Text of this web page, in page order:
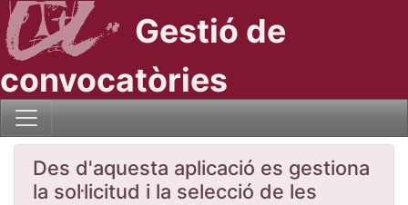
Gestió de
convocatòries
Des d'aquesta aplicació es gestiona
la sol·licitud i la selecció de les